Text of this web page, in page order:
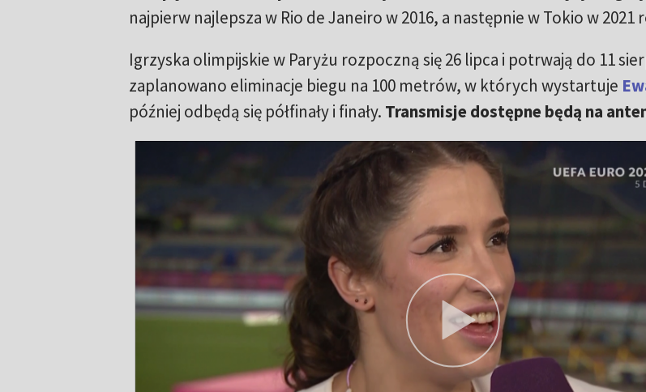
najpierw najlepsza w Rio de Janeiro w 2016, a następnie w Tokio w 2021
Igrzyska olimpijskie w Paryżu rozpoczną się 26 lipca i potrwają do 11
zaplanowano eliminacje biegu na 100 metrów, w których wystartuje
później odbędą się półfinały i finały. Transmisje dostępne będą na